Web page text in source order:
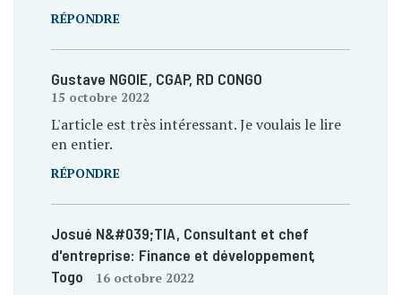
RÉPONDRE
Gustave NGOIE, CGAP, RD CONGO
15 octobre 2022
L'article est très intéressant. Je voulais le lire
en entier.
RÉPONDRE
Josué N&#039;TIA, Consultant et chef
d'entreprise: Finance et développement,
Togo
16 octobre 2022